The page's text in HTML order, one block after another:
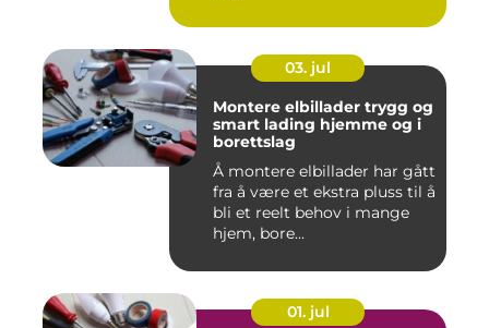
03. jul
Montere elbillader trygg og
smart lading hjemme og i
borettslag
Å montere elbillader har gått
fra å være et ekstra pluss til å
bli et reelt behov i mange
hjem, bore...
01. jul